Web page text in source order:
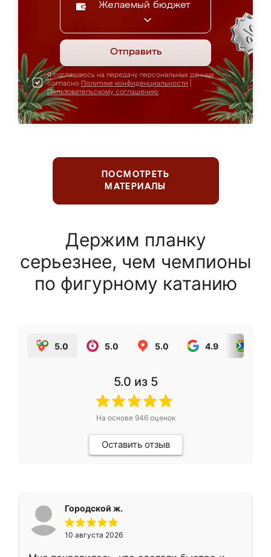
Желаемый бюджет
Отправить
Я соглашаюсь на передачу персональных данных
согласно Политике конфиденциальности
Пользовательскому соглашению
ПОСМОТРЕТЬ
МАТЕРИАЛЫ
Держим планку
серьезнее, чем чемпионы
по фигурному катанию
5.0 5.0 5.0 4.9
5.0 из 5
На основе 946оценок
Оставить отзыв
Городской ж.
10 августа 2026